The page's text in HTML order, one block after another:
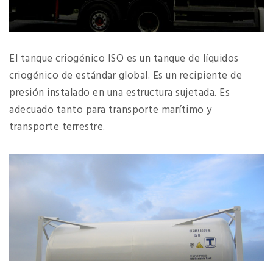
El tanque criogénico ISO es un tanque de líquidos
criogénico de estándar global. Es un recipiente de
presión instalado en una estructura sujetada. Es
adecuado tanto para transporte marítimo y
transporte terrestre.